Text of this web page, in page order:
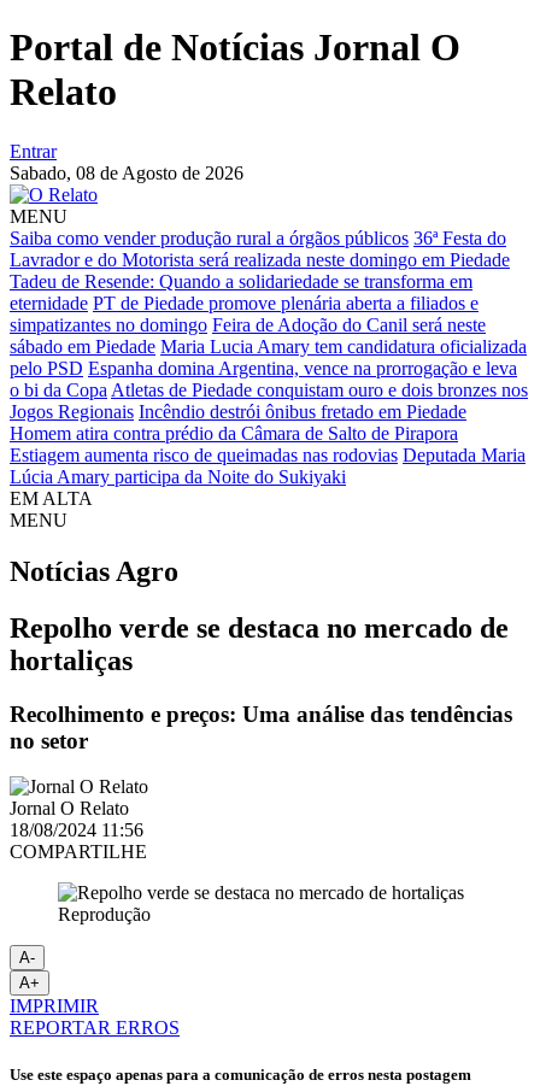
Portal de Notícias Jornal O
Relato
Entrar
Sabado, 08 de Agosto de 2026
MENU
Saiba como vender produção rural a órgãos públicos 36ª Festa do
Lavrador e do Motorista será realizada neste domingo em Piedade
Tadeu de Resende: Quando a solidariedade se transforma em
eternidade PT de Piedade promove plenária aberta a filiados e
simpatizantes no domingo Feira de Adoção do Canil será neste
sábado em Piedade Maria Lucia Amary tem candidatura oficializada
pelo PSD Espanha domina Argentina, vence na prorrogação e leva
o bi da Copa Atletas de Piedade conquistam ouro e dois bronzes nos
Jogos Regionais Incêndio destrói ônibus fretado em Piedade
Homem atira contra prédio da Câmara de Salto de Pirapora
Estiagem aumenta risco de queimadas nas rodovias Deputada Maria
Lúcia Amary participa da Noite do Sukiyaki
EM ALTA
MENU
Notícias Agro
Repolho verde se destaca no mercado de
hortaliças
Recolhimento e preços: Uma análise das tendências
no setor
Jornal O Relato
18/08/2024 11:56
COMPARTILHE
Reprodução
A-
A+
IMPRIMIR
REPORTAR ERROS
Use este espaço apenas para a comunicação de erros nesta postagem